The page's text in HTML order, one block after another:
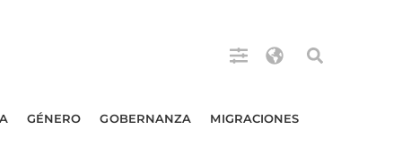
GÉNERO GOBERNANZA MIGRACIONES